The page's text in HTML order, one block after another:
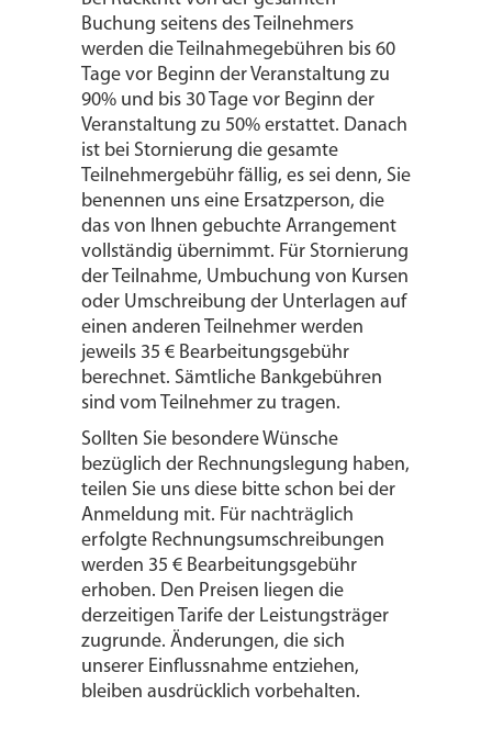
Buchung seitens des Teilnehmers
werden die Teilnahmegebühren bis 60
Tage vor Beginn der Veranstaltung zu
90% und bis 30 Tage vor Beginn der
Veranstaltung zu 50% erstattet. Danach
ist bei Stornierung die gesamte
Teilnehmergebühr fällig, es sei denn, Sie
benennen uns eine Ersatzperson, die
das von Ihnen gebuchte Arrangement
vollständig übernimmt. Für Stornierung
der Teilnahme, Umbuchung von Kursen
oder Umschreibung der Unterlagen auf
einen anderen Teilnehmer werden
jeweils 35 € Bearbeitungsgebühr
berechnet. Sämtliche Bankgebühren
sind vom Teilnehmer zu tragen.
Sollten Sie besondere Wünsche
bezüglich der Rechnungslegung haben,
teilen Sie uns diese bitte schon bei der
Anmeldung mit. Für nachträglich
erfolgte Rechnungsumschreibungen
werden 35 € Bearbeitungsgebühr
erhoben. Den Preisen liegen die
derzeitigen Tarife der Leistungsträger
zugrunde. Änderungen, die sich
unserer Einflussnahme entziehen,
bleiben ausdrücklich vorbehalten.